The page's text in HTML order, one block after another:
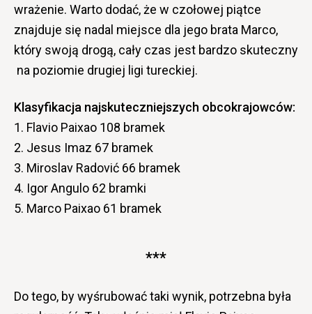
wrażenie. Warto dodać, że w czołowej piątce
znajduje się nadal miejsce dla jego brata Marco,
który swoją drogą, cały czas jest bardzo skuteczny
na poziomie drugiej ligi tureckiej.
Klasyfikacja najskuteczniejszych obcokrajowców:
1. Flavio Paixao 108 bramek
2. Jesus Imaz 67 bramek
3. Miroslav Radović 66 bramek
4. Igor Angulo 62 bramki
5. Marco Paixao 61 bramek
***
Do tego, by wyśrubować taki wynik, potrzebna była